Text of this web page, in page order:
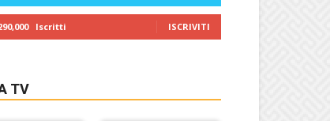
Iscritti ISCRIVITI
TV